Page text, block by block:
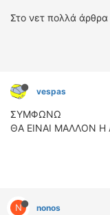
Στο νετ πολλά
vespas
ΣΥΜΦΩΝΩ
ΘΑ ΕΙΝΑΙ ΜΑΛΛΟΝ Η
N nonos